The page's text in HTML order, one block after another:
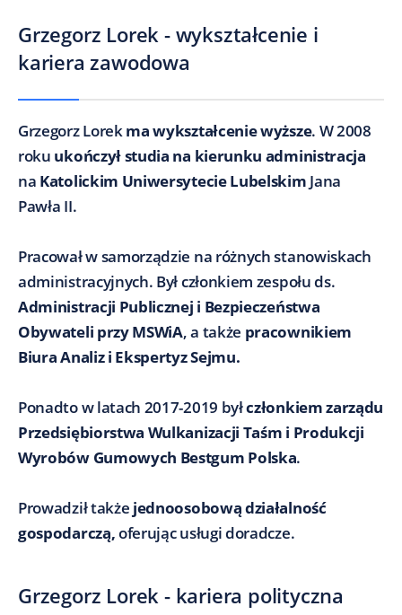
Grzegorz Lorek - wykształcenie i
kariera zawodowa
Grzegorz Lorekma wykształcenie wyższe. W 2008
roku ukończył studia na kierunku administracja
na Katolickim Uniwersytecie Lubelskim Jana
Pawła II.
Pracował w samorządzie na różnych stanowiskach
administracyjnych. Był członkiem zespołu ds.
Administracji Publicznej i Bezpieczeństwa
Obywateli przy MSWiA, a także pracownikiem
Biura Analiz i Ekspertyz Sejmu.
Ponadto w latach 2017-2019 byłczłonkiem zarządu
Przedsiębiorstwa Wulkanizacji Taśm i Produkcji
Wyrobów Gumowych Bestgum Polska.
Prowadził także jednoosobową działalność
gospodarczą,oferując usługi doradcze.
Grzegorz Lorek - kariera polityczna